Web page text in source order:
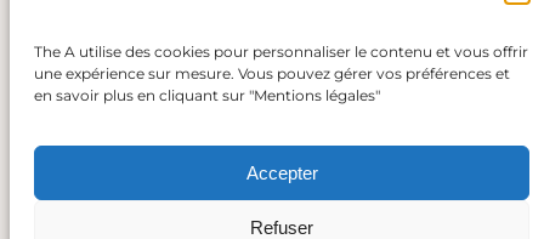
The A utilise des cookies pour personnaliser le contenu et vous offrir
une expérience sur mesure. Vous pouvez gérer vos préférences et
en savoir plus en cliquant sur "Mentions légales"
Accepter
Refuser